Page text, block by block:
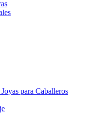
para Caballeros